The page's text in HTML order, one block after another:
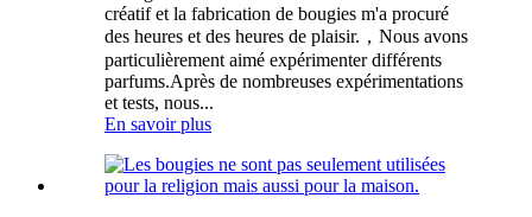
créatif et la fabrication de bougies m'a procuré
des heures et des heures de plaisir.，Nous avons
particulièrement aimé expérimenter différents
parfums.Après de nombreuses expérimentations
et tests, nous...
En savoir plus